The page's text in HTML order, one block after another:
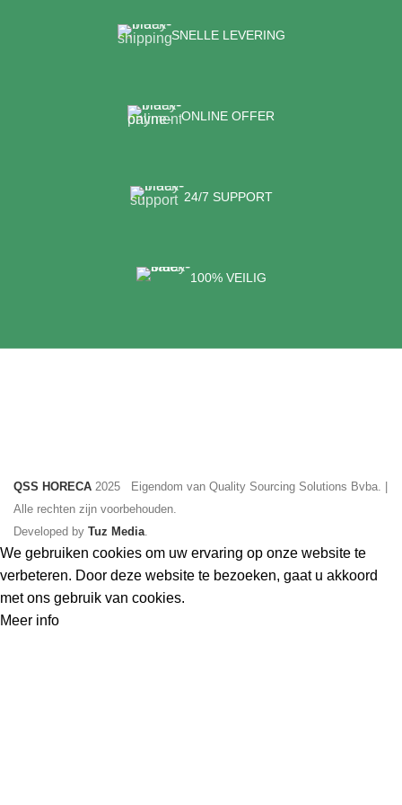
SNELLE LEVERING
ONLINE OFFER
24/7 SUPPORT
100% VEILIG
QSS HORECA 2025 Eigendom van Quality Sourcing Solutions Bvba. |
Alle rechten zijn voorbehouden.
Developed by Tuz Media.
We gebruiken cookies om uw ervaring op onze website te
verbeteren. Door deze website te bezoeken, gaat u akkoord
met ons gebruik van cookies.
Meer info